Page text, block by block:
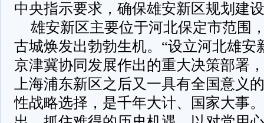
中央指示要求，确保雄安新区规划建
雄安新区主要位于河北保定市范围
古城焕发出勃勃生机。“设立河北雄安
京津冀协同发展作出的重大决策部署
上海浦东新区之后又一具有全国意义
性战略选择，是千年大计、国家大事